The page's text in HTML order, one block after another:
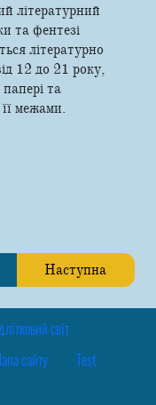
літературний
та фентезі
літературно
12 до 21 року,
та
межами.
Наступна
світ
сайту Test